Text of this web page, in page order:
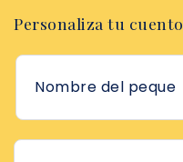
Personaliza tu cuento